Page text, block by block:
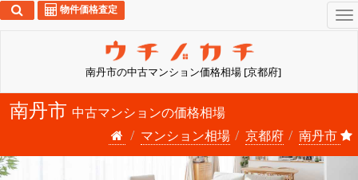
南丹市の中古マンション価格相場 [京都府]
物件価格査定
南丹市 中古マンションの価格相場
マンション相場
京都府 南丹市